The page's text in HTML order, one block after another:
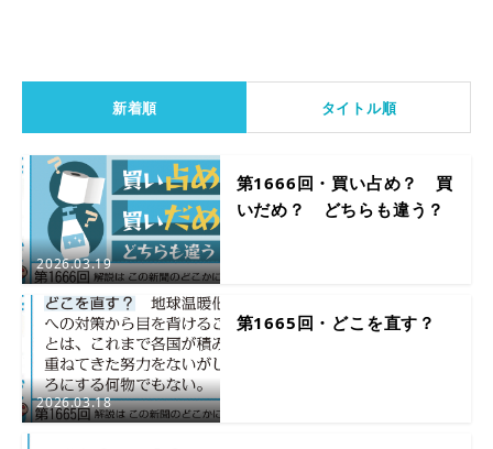
新着順 タイトル順
2026.03.19
第1666回・買い占め？ 買
いだめ？ どちらも違う？
2026.03.18
第1665回・どこを直す？